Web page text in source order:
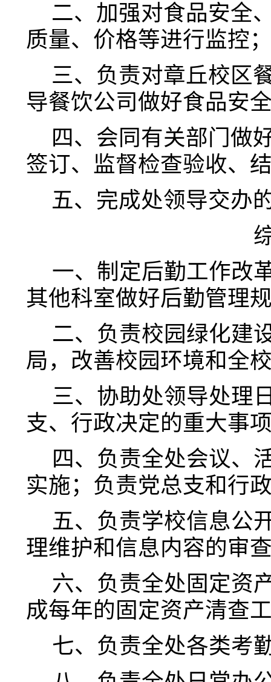
二、 加强对食品安全
质量、价格等进行监控
三、负责对章丘校区
导餐饮公司做好食品安
四、 会同有关部门做
签订、监督检查验收、
五、 完成处领导交办
一、 制定后勤工作改
其他科室做好后勤管理
二、 负责校园绿化建
局，改善校园环境和全
三、 协助处领导处理
支、行政决定的重大事
四、 负责全处会议、
实施；负责党总支和行
五、 负责学校信息公
理维护和信息内容的审
六、负责全处固定资
成每年的固定资产清查
七、负责全处各类考